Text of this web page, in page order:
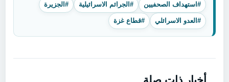
#استهداف الصحفيين #الجرائم الاسرائيلية #الجزيرة
#العدو الاسرائلي #قطاع غزة